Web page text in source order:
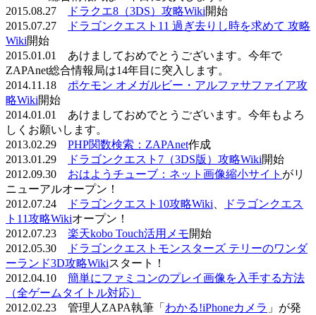
2015.08.27
ドラクエ8（3DS）攻略Wiki開始
2015.07.27
ドラゴンクエスト11 過ぎ去りし時を求めて 攻略
Wiki開始
2015.01.01 あけましておめでとうございます。今年で
ZAPAnet総合情報局は14年目に突入します。
2014.11.18 ポケモン オメガルビー・アルファサファイア攻
略Wiki開始
2014.01.01 あけましておめでとうございます。今年もよろ
しくお願いします。
2013.02.29 PHP関数検索：ZAPAnet作成
2013.01.29
ドラゴンクエスト7（3DS版）攻略Wiki開始
2012.09.30 おはようチューブ：ネット画像縮小サイト がリ
ニューアルオープン！
2012.07.24
ドラゴンクエスト10攻略Wiki
ドラゴンクエス
ト11攻略Wikiオープン！
2012.07.23 楽天kobo Touch活用メモ開始
2012.05.30
ドラゴンクエストモンスターズ テリーのワンダ
ーランド3D攻略Wikiスタート！
2012.04.10 簡単にファミコンのプレイ画像を入手する方法
（全ゲームタイトル対応）
2012.02.23 管理人ZAPA執筆「 わかる!iPhoneカメラ 」が発